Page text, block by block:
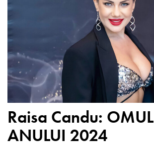
Raisa Candu: OMUL
ANULUI 2024